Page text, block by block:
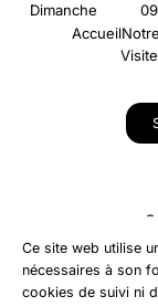
Dimanche
Accueil
©
Ce site web utilise
nécessaires à son
cookies de suivi ni